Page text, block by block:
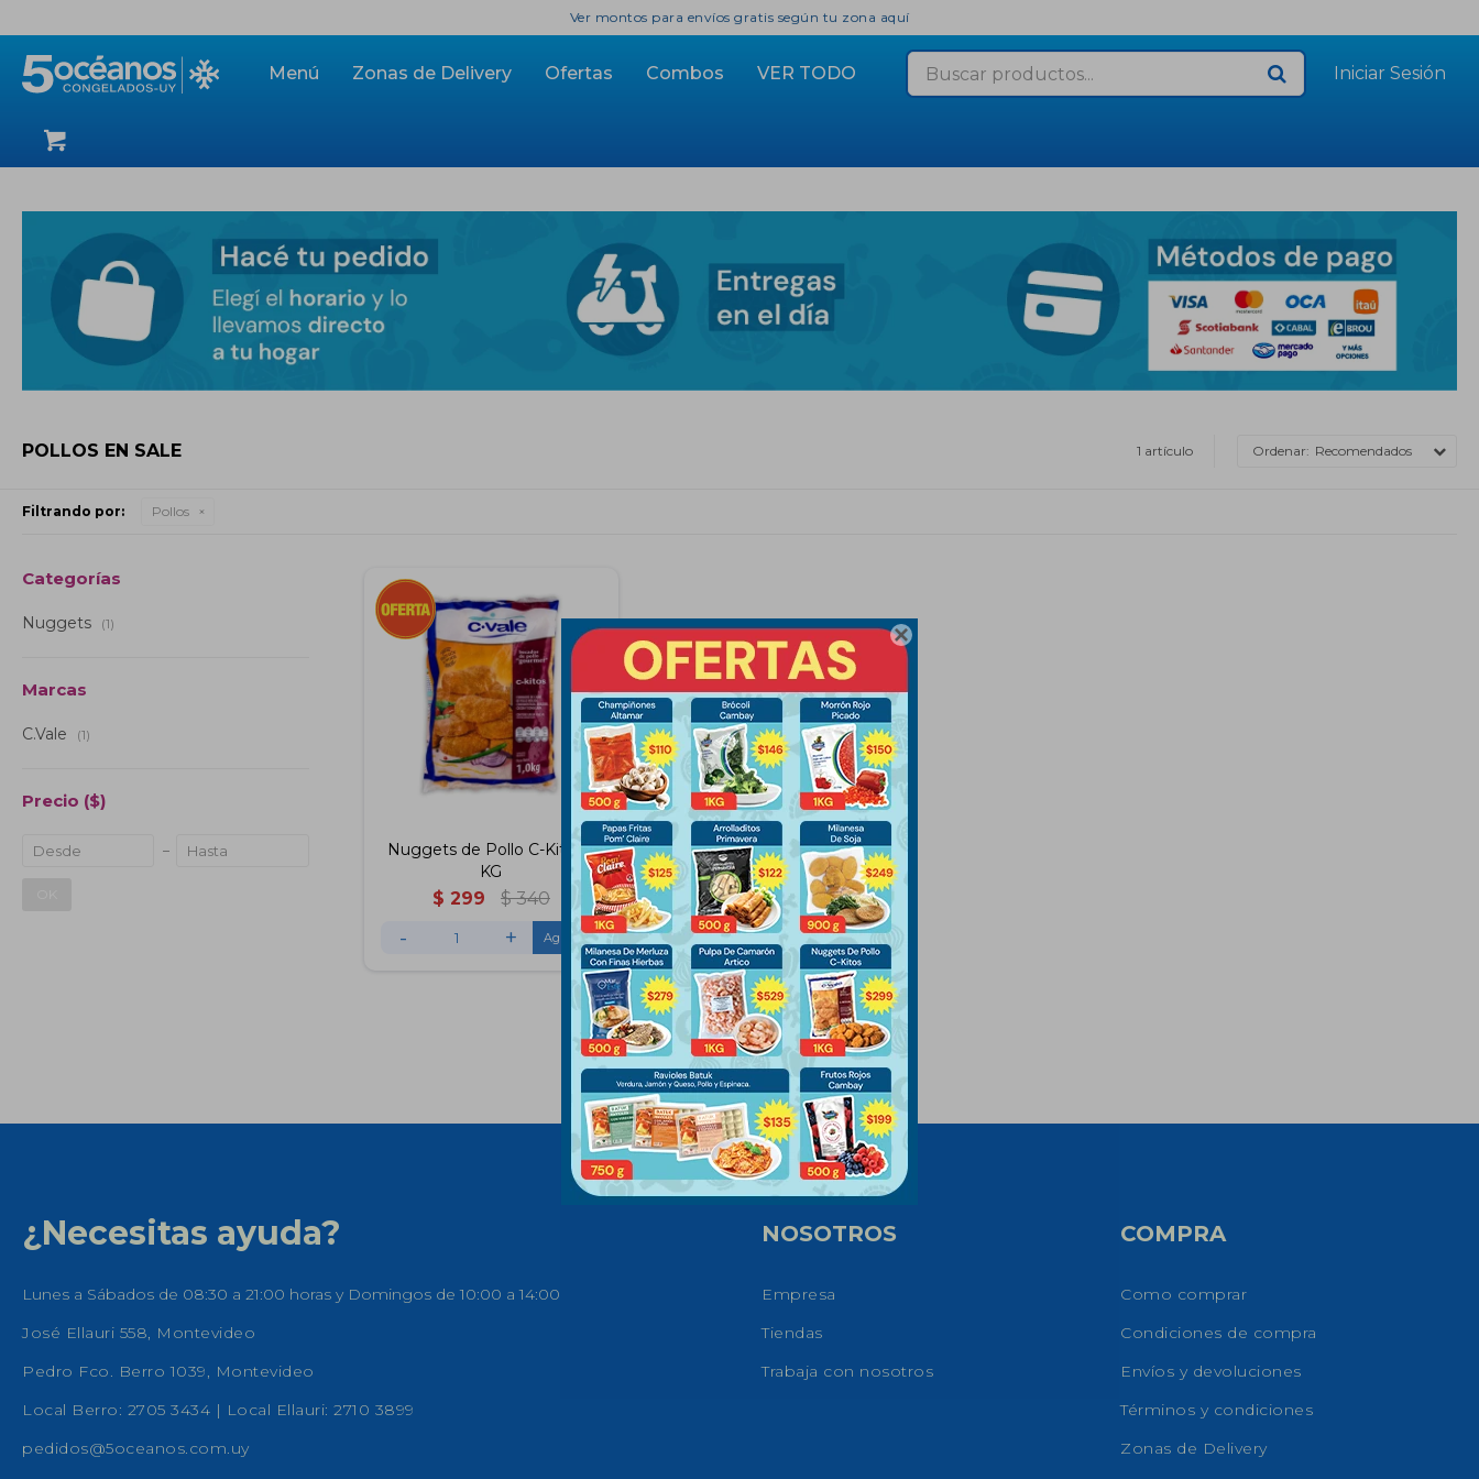

Menú Zonas de Delivery Ofertas Combos VER TODO
Ver montos para envíos gratis según tu zona aquí
POLLOS EN SALE 1 artículo Recomendados
Filtrando por: Pollos
Nuggets de Pollo C-Kitos 1
KG
$ 299 $ 340
- +
Categorías
Nuggets (1)
Marcas
C.Vale (1)
Precio ($)
¿Necesitas ayuda?
Lunes a Sábados de 08:30 a 21:00 horas y Domingos de 10:00 a 14:00
José Ellauri 558, Montevideo
Pedro Fco. Berro 1039, Montevideo
Local Berro: 2705 3434 | Local Ellauri: 2710 3899
pedidos@5oceanos.com.uy
NOSOTROS
Empresa
Tiendas
Trabaja con nosotros
COMPRA
Como comprar
Condiciones de compra
Envíos y devoluciones
Términos y condiciones
Zonas de Delivery